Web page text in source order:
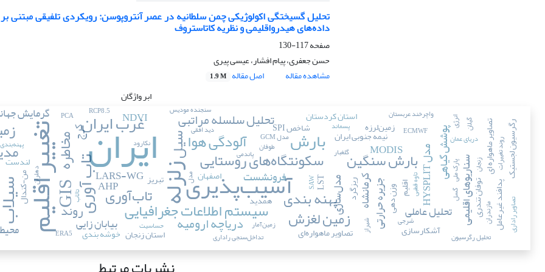
تحلیل گسیختگی اکولوژیکی چمن سلطانیه در عصر آنتروپوسن: رویکردی تلفیقی مبتنی
داده‌های هیدرواقلیمی و نظریه کاتاستروف
صفحه117-130
حسن جعفری، پیام افشار، عیسی پیری
مشاهده مقاله
اصل مقاله 1.9 M
ابر واژگان
ایران تغییر اقلیم زلزلهآسیب‌پذیری GIS
تاب آوری
غرب ایران
بارش
سکونتگاه‌های روستایی
تاب‌آوری
آلودگی هواسیل مخاطره
سیستم اطلاعات جغرافیایی پهنه بندی
بارش سنگین
زمین لغزش دریاچه ارومیه
روند
تحلیل سلسله مراتبی
م
د
ل
H
Y
S
P
L
I
T
گرمایش
پوشش گیاهی کرج
سناریوهای اقلیمی
NDVI
AHP مدل‌سازی جزیره حرارتیکرمانشاه فرونشست LARS-WG
بیابان زایی
MODIS
تحلیل عاملی
من-کندال
نیمه جنوبی ایران
تصاویر ماهواره‌ای
اصفهان LST
شاخص SPI
همدید وزن دهی
تصاویر ماهواره ای زمین‌لرزه
لندست
توفان تندری
رگرسیون لجستیک
تبریز ریزگرد پدافند غیرعامل
استان کردستان
اقلیم
استان زنجان خوشه بندی آشکارسازی
واچرخند عربستان
تداخل‌سنجی راداری تحلیل رگرسیون
ECMWF
تاوه قطبی
روند تغییرات نکارود
پارک ملی
طوفان
ERA5
دهلران
دریای عمان مدل GCM
تصاویر راداری
گلغبار
شرجی
سنجنده مودیس
انرژی
SAW
پاندمی
زنجان
دید افقی
زمین‌آمار
پسماند
گسل
مدل
گیلان
تالاب
مازندران
RCP8.5
PCA
حساسیت شیراز